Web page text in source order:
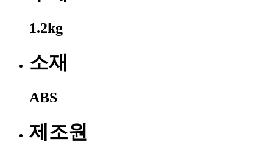
1.2kg
소재
ABS
제조원